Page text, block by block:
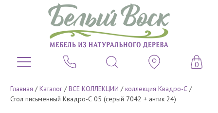
0
Главная /Каталог /ВСЕ КОЛЛЕКЦИИ /коллекция Квадро-С /
Стол письменный Квадро-С 05 (серый 7042 + антик 24)